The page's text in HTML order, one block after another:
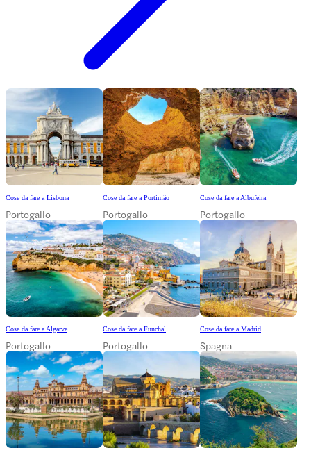
Cose da fare a Lisbona
Portogallo
Cose da fare a Portimão
Portogallo
Cose da fare a Albufeira
Portogallo
Cose da fare a Algarve
Portogallo
Cose da fare a Funchal
Portogallo
Cose da fare a Madrid
Spagna